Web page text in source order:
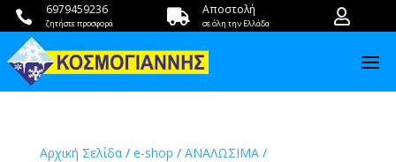
 6979459236
ζητήστε προσφορά  Αποστολή
σε όλη την Ελλάδα 
Αρχική Σελίδα/ e-shop / ΑΝΑΛΩΣΙΜΑ/